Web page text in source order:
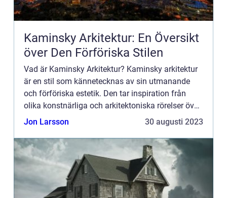
Kaminsky Arkitektur: En Översikt
över Den Förföriska Stilen
Vad är Kaminsky Arkitektur? Kaminsky arkitektur
är en stil som kännetecknas av sin utmanande
och förföriska estetik. Den tar inspiration från
olika konstnärliga och arkitektoniska rörelser över
tid och kombinerar dem på ett unikt sätt för att
Jon Larsson 30 augusti 2023